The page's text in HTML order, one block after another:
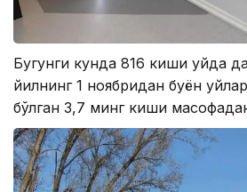
Бугунги кунда 816 киши уйда
йилнинг 1 ноябридан буён
бўлган 3,7 минг киши